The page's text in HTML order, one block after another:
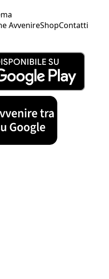
AvvenireShopContatti